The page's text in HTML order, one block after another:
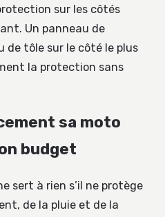
sur les côtés
Un panneau de
de tôle sur le côté le plus
la protection sans
sa moto
budget
sert à rien s’il ne protège
de la pluie et de la